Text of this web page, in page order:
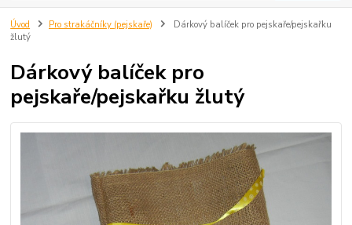
Úvod Pro strakáčníky (pejskaře)
Dárkový balíček pro pejskaře/pejskařku
žlutý
Dárkový balíček pro
pejskaře/pejskařku žlutý